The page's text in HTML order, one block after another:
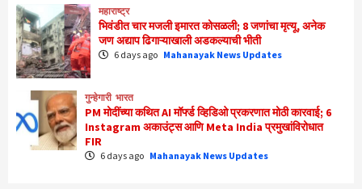
महाराष्ट्र
भिवंडीत चार मजली इमारत कोसळली; 8 जणांचा मृत्यू, अनेक
जण अद्याप ढिगाऱ्याखाली अडकल्याची भीती
6 days ago Mahanayak News Updates
गुन्हेगारी भारत
PM मोदींच्या कथित AI मॉर्फ्ड व्हिडिओ प्रकरणात मोठी कारवाई; 6
Instagram अकाउंट्स आणि Meta India प्रमुखांविरोधात
FIR
6 days ago Mahanayak News Updates